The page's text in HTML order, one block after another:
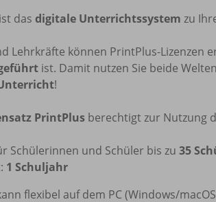
ist das digitale Unterrichtssystem zu
Lehrkräfte können PrintPlus-Lizenzen
ist. Damit nutzen Sie beide
!
PrintPlus berechtigt zur Nutzung
Schülerinnen und Schüler bis zu 35
1 Schuljahr
flexibel auf dem PC (Windows/